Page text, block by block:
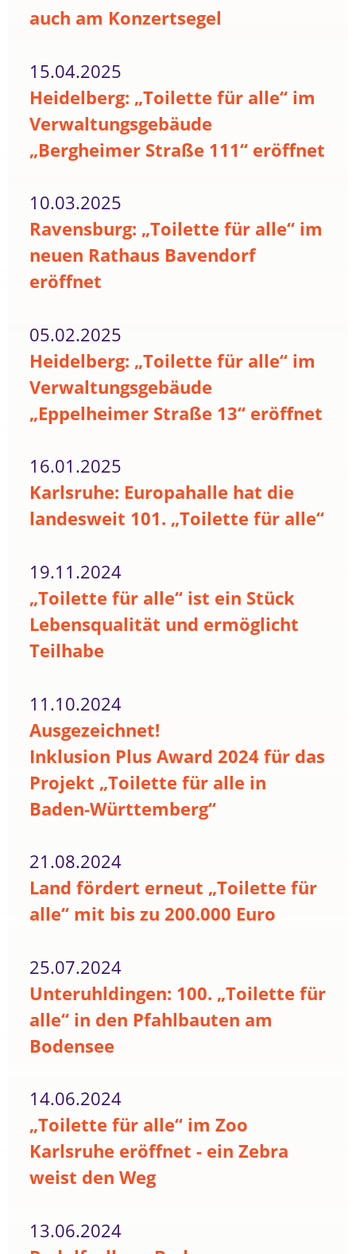
auch am Konzertsegel
15.04.2025
Heidelberg: „Toilette für alle“ im
Verwaltungsgebäude
„Bergheimer Straße 111“ eröffnet
10.03.2025
Ravensburg: „Toilette für alle“ im
neuen Rathaus Bavendorf
eröffnet
05.02.2025
Heidelberg: „Toilette für alle“ im
Verwaltungsgebäude
„Eppelheimer Straße 13“ eröffnet
16.01.2025
Karlsruhe: Europahalle hat die
landesweit 101. „Toilette für alle“
19.11.2024
„Toilette für alle“ ist ein Stück
Lebensqualität und ermöglicht
Teilhabe
11.10.2024
Ausgezeichnet!
Inklusion Plus Award 2024 für das
Projekt „Toilette für alle in
Baden-Württemberg“
21.08.2024
Land fördert erneut „Toilette für
alle“ mit bis zu 200.000 Euro
25.07.2024
Unteruhldingen: 100. „Toilette für
alle“ in den Pfahlbauten am
Bodensee
14.06.2024
„Toilette für alle“ im Zoo
Karlsruhe eröffnet - ein Zebra
weist den Weg
13.06.2024